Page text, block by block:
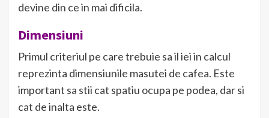
devine din ce in mai dificila.
Dimensiuni
Primul criteriul pe care trebuie sa il iei in calcul
reprezinta dimensiunile masutei de cafea. Este
important sa stii cat spatiu ocupa pe podea, dar si
cat de inalta este.